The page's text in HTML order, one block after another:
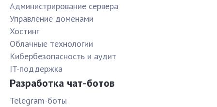
Администрирование сервера
Управление доменами
Хостинг
Облачные технологии
Кибербезопасность и аудит
IT-поддержка
Разработка чат-ботов
Telegram-боты